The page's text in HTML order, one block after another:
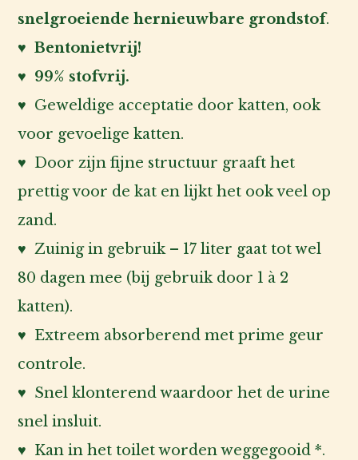
snelgroeiende hernieuwbare grondstof.
♥ Bentonietvrij!
♥ 99% stofvrij.
♥ Geweldige acceptatie door katten, ook
voor gevoelige katten.
♥ Door zijn fijne structuur graaft het
prettig voor de kat en lijkt het ook veel op
zand.
♥ Zuinig in gebruik – 17 liter gaat tot wel
80 dagen mee (bij gebruik door 1 à 2
katten).
♥ Extreem absorberend met prime geur
controle.
♥ Snel klonterend waardoor het de urine
snel insluit.
♥ Kan in het toilet worden weggegooid *.